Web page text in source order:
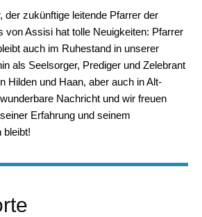
der zukünftige leitende Pfarrer der
von Assisi hat tolle Neuigkeiten: Pfarrer
auch im Ruhestand in unserer
als Seelsorger, Prediger und Zelebrant
Hilden und Haan, aber auch in Alt-
Nachricht und wir freuen
Erfahrung und seinem
bleibt!